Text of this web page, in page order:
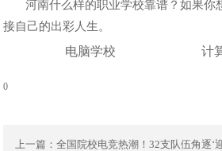
河南什么样的职业学校靠谱？如果你
接自己的出彩人生。
电脑学校 计
0
上一篇： 全国院校电竞热潮！32支队伍角逐‘